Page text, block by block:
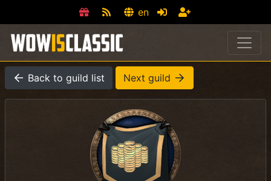
en
Back to guild list Next guild